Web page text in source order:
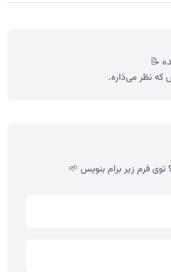
📝
که نظر می‌ذاره.
توی فرم زیر برام بنویس 🌱